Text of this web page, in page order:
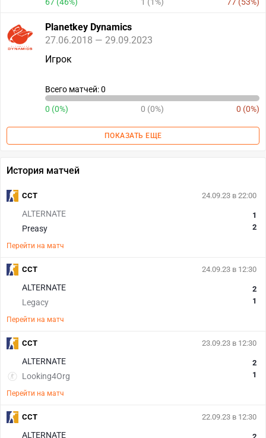
Planetkey Dynamics
27.06.2018 — 29.09.2023
Игрок
Всего матчей: 0
0 (0%) 0 (0%) 0 (0%)
ПОКАЗАТЬ ЕЩЕ
История матчей
24.09.23 в 22:00
ALTERNATE
Preasy
1
2
Перейти на матч
CCT
24.09.23 в 12:30
ALTERNATE
Legacy
2
1
Перейти на матч
CCT
23.09.23 в 12:30
ALTERNATE
Looking4Org
2
1
Перейти на матч
CCT
22.09.23 в 12:30
ALTERNATE
2
CCT